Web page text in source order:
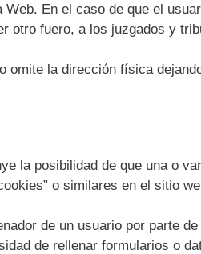
En el caso de que el
otro fuero, a los juzgados y
la dirección física
la posibilidad de que una o
o similares en el sitio
de un usuario por parte
de rellenar formularios o